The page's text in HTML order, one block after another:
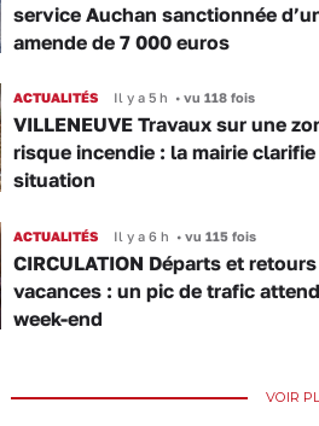
service Auchan sanctionnée
amende de 7 000 euros
ACTUALITÉS Il y a 5 h •vu 118 fois
VILLENEUVE Travaux sur une
risque incendie : la mairie
situation
ACTUALITÉS Il y a 6 h •vu 115 fois
CIRCULATION Départs et
vacances : un pic de trafic
week-end
VOIR